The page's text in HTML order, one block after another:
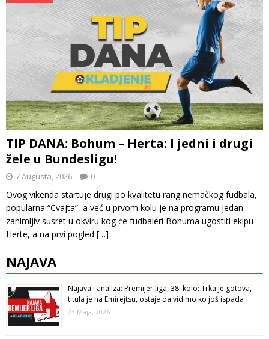
TIP DANA: Bohum – Herta: I jedni i drugi
žele u Bundesligu!
7 Augusta, 2026 0
Ovog vikenda startuje drugi po kvalitetu rang nemačkog fudbala,
popularna “Cvajta”, a već u prvom kolu je na programu jedan
zanimljiv susret u okviru kog će fudbaleri Bohuma ugostiti ekipu
Herte, a na prvi pogled […]
NAJAVA
Najava i analiza: Premijer liga, 38. kolo: Trka je gotova,
titula je na Emirejtsu, ostaje da vidimo ko još ispada
23 Maja, 2026